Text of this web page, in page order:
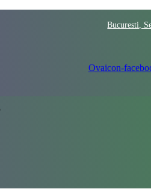
Bucuresti,
Ovaicon-